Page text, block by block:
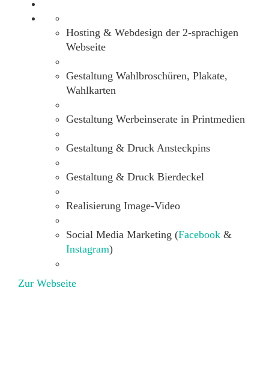
Hosting & Webdesign der 2-sprachigen
Webseite
Gestaltung Wahlbroschüren, Plakate,
Wahlkarten
Gestaltung Werbeinserate in Printmedien
Gestaltung & Druck Ansteckpins
Gestaltung & Druck Bierdeckel
Realisierung Image-Video
Social Media Marketing (Facebook &
Instagram)
Zur Webseite
CREATION IST KREATIV
Wir sind eine vielseitige Werbeagentur,
lieben gute Dinge und schönes Design.
Schreiben Sie uns:
Impressum
Datenschutz